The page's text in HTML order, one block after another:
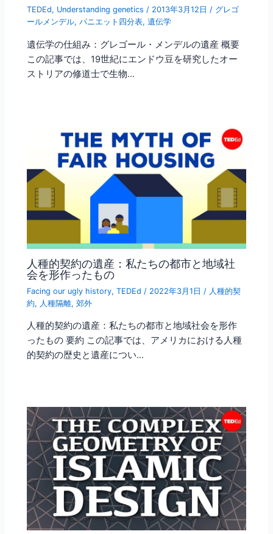
TEDEd, Understanding genetics / 2013年3月12日/ グレゴ
ールメンデル,パニエット四分表,遺伝学
遺伝学の仕組み：グレゴール・メンデルの遺産 概要
この記事では、19世紀にエンドウ豆を研究したオー
ストリアの修道士で生物…
人種的契約の遺産：私たちの都市と地域社
会を形作ったもの
Facing our ugly history,TEDEd / 2022年3月1日 / 人種的契
約, 人種隔離,郊外
人種的契約の遺産：私たちの都市と地域社会を形作
ったもの 要約 この記事では、アメリカにおける人種
的契約の歴史と遺産につい…